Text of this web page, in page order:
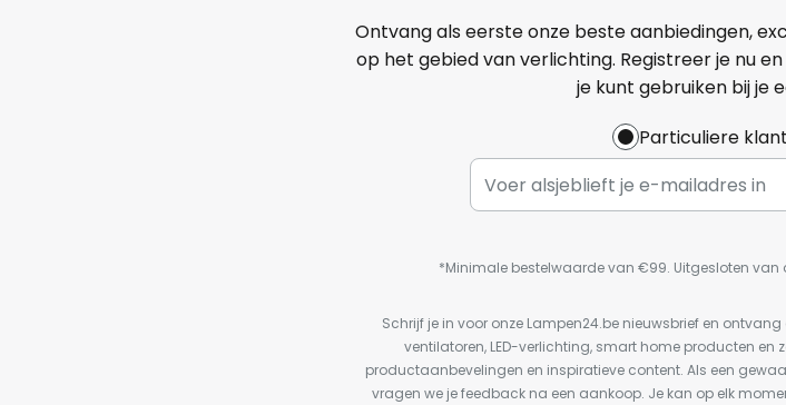
Ontvang als eerste onze beste aanbiedingen,
op het gebied van verlichting. Registreer je nu
je kunt gebruiken bij je
Particuliere klant
*Minimale bestelwaarde van €99. Uitgesloten van
Schrijf je in voor onze Lampen24.be nieuwsbrief en
ventilatoren, LED-verlichting, smart home producten en
productaanbevelingen en inspiratieve content. Als een
vragen we je feedback na een aankoop. Je kan op elk